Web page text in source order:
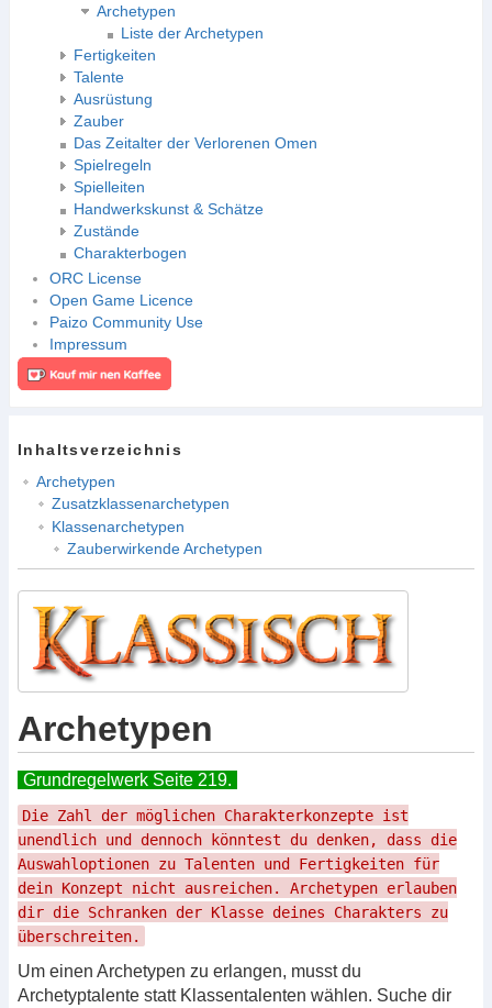
Archetypen
Liste der Archetypen
Fertigkeiten
Talente
Ausrüstung
Zauber
Das Zeitalter der Verlorenen Omen
Spielregeln
Spielleiten
Handwerkskunst & Schätze
Zustände
Charakterbogen
ORC License
Open Game Licence
Paizo Community Use
Impressum
Inhaltsverzeichnis
Archetypen
Zusatzklassenarchetypen
Klassenarchetypen
Zauberwirkende Archetypen
Archetypen
Grundregelwerk Seite 219.
Die Zahl der möglichen Charakterkonzepte ist
unendlich und dennoch könntest du denken, dass die
Auswahloptionen zu Talenten und Fertigkeiten für
dein Konzept nicht ausreichen. Archetypen erlauben
dir die Schranken der Klasse deines Charakters zu
überschreiten.
Um einen Archetypen zu erlangen, musst du
Archetyptalente statt Klassentalenten wählen. Suche dir